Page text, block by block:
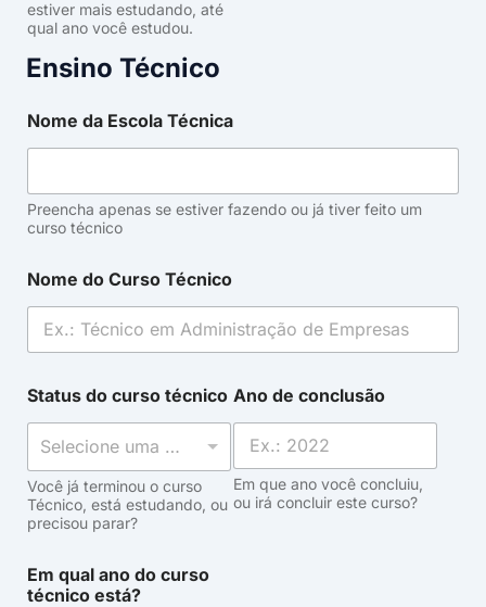
estiver mais estudando, até
qual ano você estudou.
Ensino Técnico
Nome da Escola Técnica
Preencha apenas se estiver fazendo ou já tiver feito um
curso técnico
Nome do Curso Técnico
Status do curso técnico
Selecione uma opção
Você já terminou o curso
Técnico, está estudando, ou
precisou parar?
Ano de conclusão
Em que ano você concluiu,
ou irá concluir este curso?
Em qual ano do curso
técnico está?